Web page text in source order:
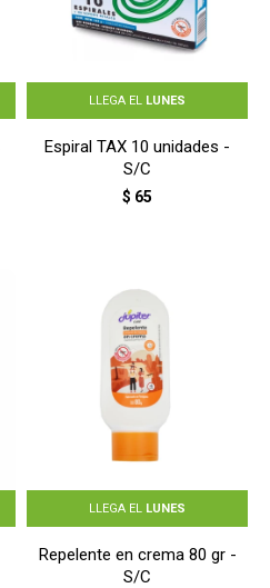
LLEGA EL LUNES
Espiral TAX 10 unidades -
S/C
$ 65
LLEGA EL LUNES
Repelente en crema 80 gr -
S/C